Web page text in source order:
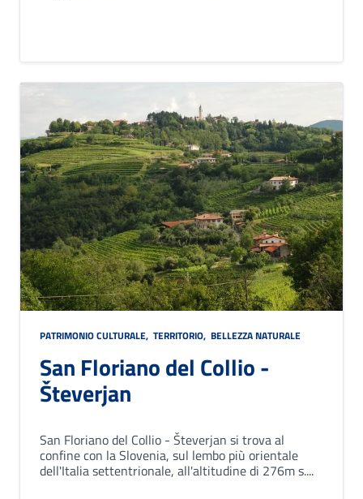
PATRIMONIO CULTURALE, TERRITORIO, BELLEZZA NATURALE
San Floriano del Collio -
Števerjan
San Floriano del Collio - Števerjan si trova al
confine con la Slovenia, sul lembo più orientale
dell'Italia settentrionale, all'altitudine di 276m s....